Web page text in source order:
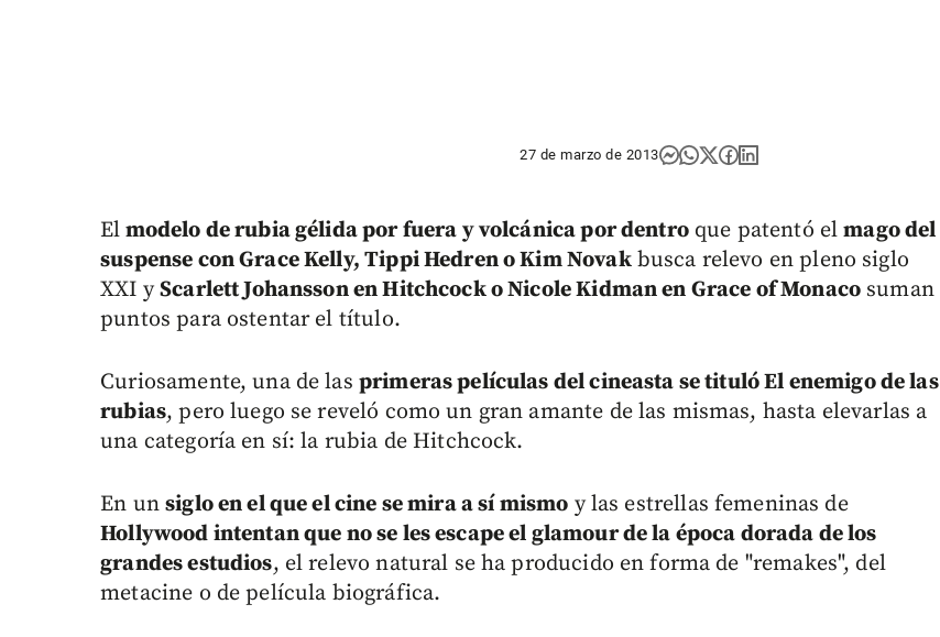
27 de marzo de 2013
El modelo de rubia gélida por fuera y volcánica por dentroque patentó elmago del
suspense con Grace Kelly, Tippi Hedren o Kim Novakbusca relevo en pleno siglo
XXI yScarlett Johansson en Hitchcock o Nicole Kidman en Grace of Monaco suman
puntos para ostentar el título.
Curiosamente, una de las primeras películas del cineasta se tituló El enemigo de las
rubias, pero luego se reveló como un gran amante de las mismas, hasta elevarlas a
una categoría en sí: la rubia de Hitchcock.
En unsiglo en el que el cine se mira a sí mismo y las estrellas femeninas de
Hollywood intentan que no se les escape el glamour de la época dorada de los
grandes estudios, el relevo natural se ha producido en forma de "remakes", del
metacine o de película biográfica.